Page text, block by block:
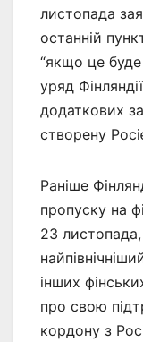
листопада
останній
“якщо це буде
уряд
додаткових
створену
Раніше
пропуску на
23
інших
про свою
кордону з